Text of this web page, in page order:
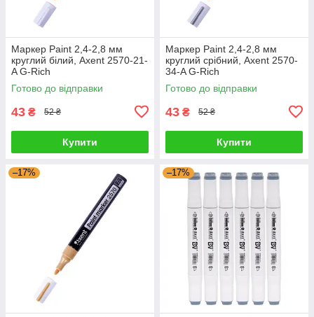
Маркер Paint 2,4-2,8 мм
круглий білий, Axent 2570-21-
A G-Rich
Готово до відправки
43 ₴ 52 ₴
Купити
Маркер Paint 2,4-2,8 мм
круглий срібний, Axent 2570-
34-A G-Rich
Готово до відправки
43 ₴ 52 ₴
Купити
–17% –17%